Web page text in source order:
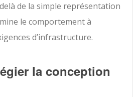
de la simple représentation
le comportement à
d’infrastructure.
la conception